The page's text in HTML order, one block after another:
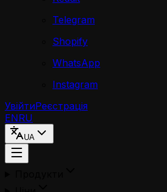
Telegram
Shopify
WhatsApp
Instagram
УвійтиРеєстрація
ENRU
UA